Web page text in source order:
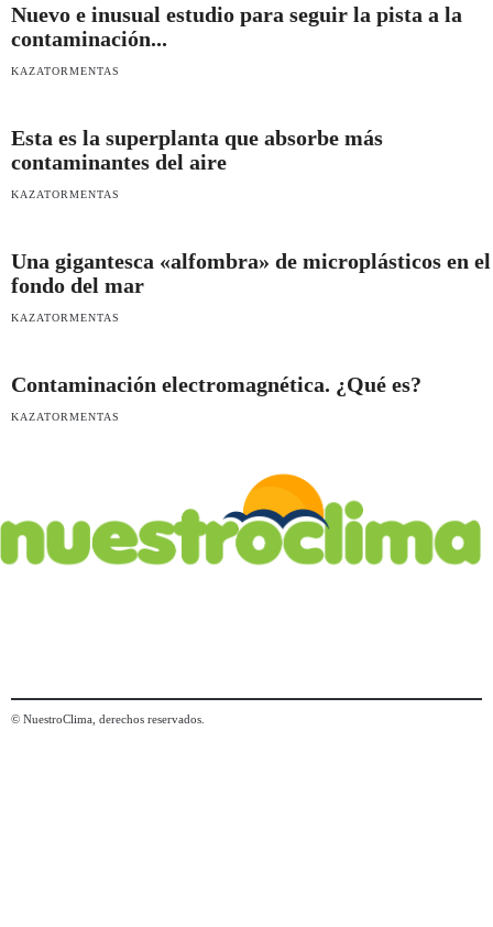
Nuevo e inusual estudio para seguir la pista a la
contaminación...
KAZATORMENTAS
Esta es la superplanta que absorbe más
contaminantes del aire
KAZATORMENTAS
Una gigantesca «alfombra» de microplásticos en el
fondo del mar
KAZATORMENTAS
Contaminación electromagnética. ¿Qué es?
KAZATORMENTAS
© NuestroClima, derechos reservados.